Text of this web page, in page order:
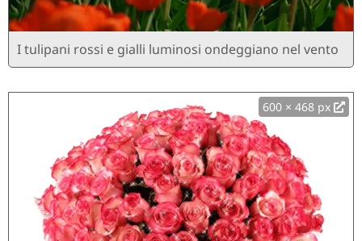
I tulipani rossi e gialli luminosi ondeggiano nel vento
600 × 468 px